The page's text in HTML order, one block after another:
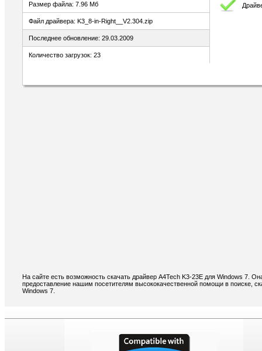
Размер файла: 7.96 Мб
Файл драйвера: K3_8-in-Right__V2.304.zip
Последнее обновление: 29.03.2009
Количество загрузок: 23
На сайте есть возможность скачать драйвер A4Tech K3-23E для Windows 7.
предоставление нашим посетителям высококачественной помощи в поиске,
Windows 7.